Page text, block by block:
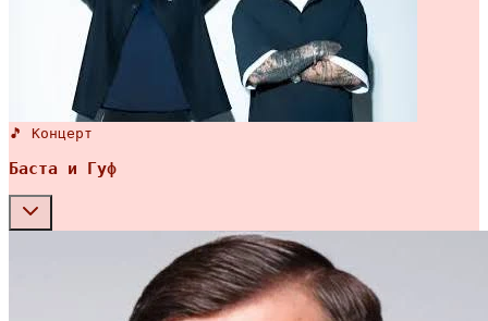
🎵 Концерт
Баста и Гуф